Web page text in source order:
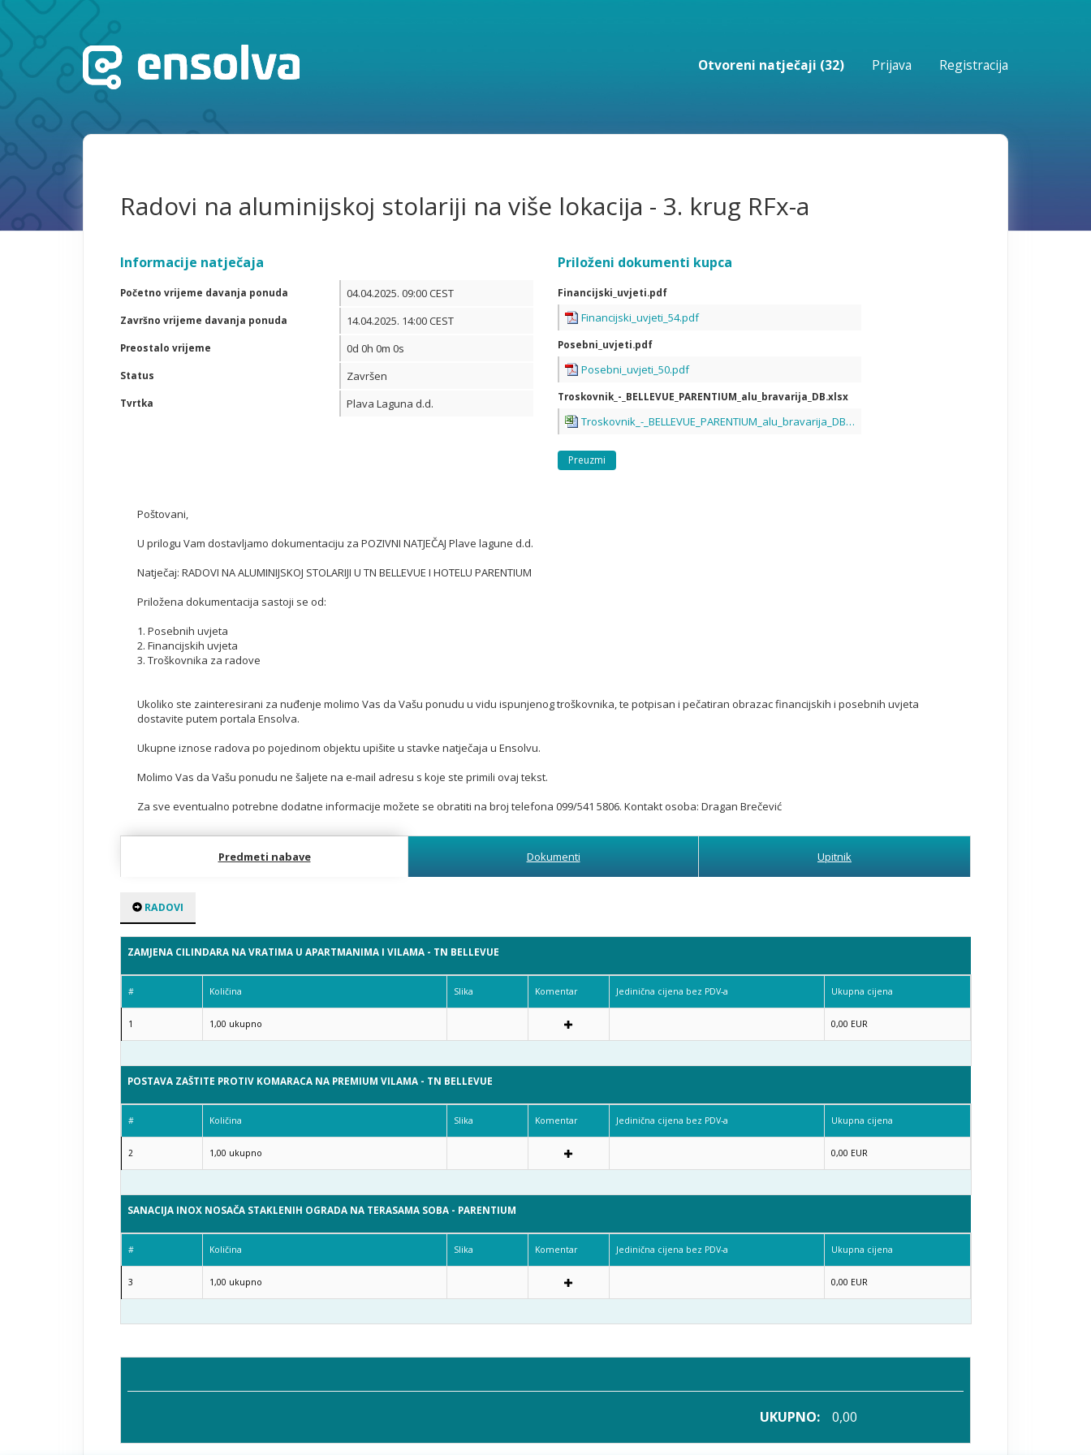
Otvoreni natječaji (32) Prijava Registracija
Radovi na aluminijskoj stolariji na više lokacija - 3. krug RFx-a
Informacije natječaja
Početno vrijeme davanja ponuda 04.04.2025. 09:00 CEST
Završno vrijeme davanja ponuda 14.04.2025. 14:00 CEST
Preostalo vrijeme 0d 0h 0m 0s
Status Završen
Tvrtka Plava Laguna d.d.
Priloženi dokumenti kupca
Financijski_uvjeti.pdf
Financijski_uvjeti_54.pdf
Posebni_uvjeti.pdf
Posebni_uvjeti_50.pdf
Troskovnik_-_BELLEVUE_PARENTIUM_alu_bravarija_DB.xlsx
Troskovnik_-_BELLEVUE_PARENTIUM_alu_bravarija_DB.xlsx
Preuzmi
Poštovani,
U prilogu Vam dostavljamo dokumentaciju za POZIVNI NATJEČAJ Plave lagune d.d.
Natječaj: RADOVI NA ALUMINIJSKOJ STOLARIJI U TN BELLEVUE I HOTELU PARENTIUM
Priložena dokumentacija sastoji se od:
1. Posebnih uvjeta
2. Financijskih uvjeta
3. Troškovnika za radove
Ukoliko ste zainteresirani za nuđenje molimo Vas da Vašu ponudu u vidu ispunjenog troškovnika, te potpisan i pečatiran obrazac financijskih i posebnih uvjeta
dostavite putem portala Ensolva.
Ukupne iznose radova po pojedinom objektu upišite u stavke natječaja u Ensolvu.
Molimo Vas da Vašu ponudu ne šaljete na e-mail adresu s koje ste primili ovaj tekst.
Za sve eventualno potrebne dodatne informacije možete se obratiti na broj telefona 099/541 5806. Kontakt osoba: Dragan Brečević
S poštovanjem,
PLAVA LAGUNA d.d.
R. Končara 12, 52440 Poreč, Croatia
T: +385 52 410 171
Predmeti nabave Dokumenti Upitnik
RADOVI
ZAMJENA CILINDARA NA VRATIMA U APARTMANIMA I VILAMA - TN BELLEVUE
# Količina Slika Komentar Jedinična cijena bez PDV-a Ukupna cijena
1 1,00 ukupno 0,00 EUR
POSTAVA ZAŠTITE PROTIV KOMARACA NA PREMIUM VILAMA - TN BELLEVUE
# Količina Slika Komentar Jedinična cijena bez PDV-a Ukupna cijena
2 1,00 ukupno 0,00 EUR
SANACIJA INOX NOSAČA STAKLENIH OGRADA NA TERASAMA SOBA - PARENTIUM
# Količina Slika Komentar Jedinična cijena bez PDV-a Ukupna cijena
3 1,00 ukupno 0,00 EUR
UKUPNO: 0,00